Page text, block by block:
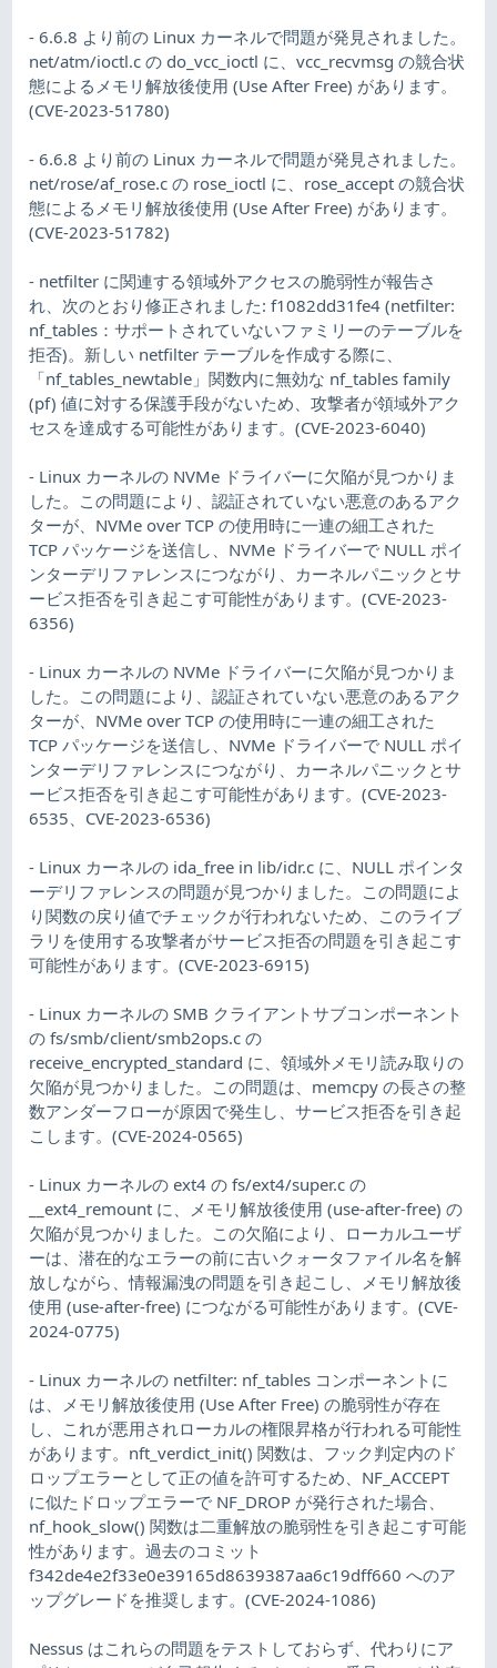
- 6.6.8 より前の Linux カーネルで問題が発見されました。
net/atm/ioctl.c の do_vcc_ioctl に、vcc_recvmsg の競合状
態によるメモリ解放後使用 (Use After Free) があります。
(CVE-2023-51780)
- 6.6.8 より前の Linux カーネルで問題が発見されました。
net/rose/af_rose.c の rose_ioctl に、rose_accept の競合状
態によるメモリ解放後使用 (Use After Free) があります。
(CVE-2023-51782)
- netfilter に関連する領域外アクセスの脆弱性が報告さ
れ、次のとおり修正されました: f1082dd31fe4 (netfilter:
nf_tables：サポートされていないファミリーのテーブルを
拒否)。新しい netfilter テーブルを作成する際に、
「nf_tables_newtable」関数内に無効な nf_tables family
(pf) 値に対する保護手段がないため、攻撃者が領域外アク
セスを達成する可能性があります。(CVE-2023-6040)
- Linux カーネルの NVMe ドライバーに欠陥が見つかりま
した。この問題により、認証されていない悪意のあるアク
ターが、NVMe over TCP の使用時に一連の細工された
TCP パッケージを送信し、NVMe ドライバーで NULL ポイ
ンターデリファレンスにつながり、カーネルパニックとサ
ービス拒否を引き起こす可能性があります。(CVE-2023-
6356)
- Linux カーネルの NVMe ドライバーに欠陥が見つかりま
した。この問題により、認証されていない悪意のあるアク
ターが、NVMe over TCP の使用時に一連の細工された
TCP パッケージを送信し、NVMe ドライバーで NULL ポイ
ンターデリファレンスにつながり、カーネルパニックとサ
ービス拒否を引き起こす可能性があります。(CVE-2023-
6535、CVE-2023-6536)
- Linux カーネルの ida_free in lib/idr.c に、NULL ポインタ
ーデリファレンスの問題が見つかりました。この問題によ
り関数の戻り値でチェックが行われないため、このライブ
ラリを使用する攻撃者がサービス拒否の問題を引き起こす
可能性があります。(CVE-2023-6915)
- Linux カーネルの SMB クライアントサブコンポーネント
の fs/smb/client/smb2ops.c の
receive_encrypted_standard に、領域外メモリ読み取りの
欠陥が見つかりました。この問題は、memcpy の長さの整
数アンダーフローが原因で発生し、サービス拒否を引き起
こします。(CVE-2024-0565)
- Linux カーネルの ext4 の fs/ext4/super.c の
__ext4_remount に、メモリ解放後使用 (use-after-free) の
欠陥が見つかりました。この欠陥により、ローカルユーザ
ーは、潜在的なエラーの前に古いクォータファイル名を解
放しながら、情報漏洩の問題を引き起こし、メモリ解放後
使用 (use-after-free) につながる可能性があります。(CVE-
2024-0775)
- Linux カーネルの netfilter: nf_tables コンポーネントに
は、メモリ解放後使用 (Use After Free) の脆弱性が存在
し、これが悪用されローカルの権限昇格が行われる可能性
があります。nft_verdict_init() 関数は、フック判定内のド
ロップエラーとして正の値を許可するため、NF_ACCEPT
に似たドロップエラーで NF_DROP が発行された場合、
nf_hook_slow() 関数は二重解放の脆弱性を引き起こす可能
性があります。過去のコミット
f342de4e2f33e0e39165d8639387aa6c19dff660 へのア
ップグレードを推奨します。(CVE-2024-1086)
Nessus はこれらの問題をテストしておらず、代わりにア